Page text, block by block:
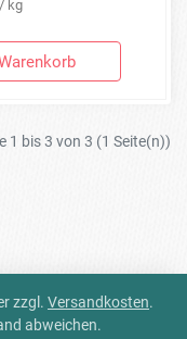
kg
1 bis 3 von 3 (1 Seite(n))
zzgl. Versandkosten.
abweichen.